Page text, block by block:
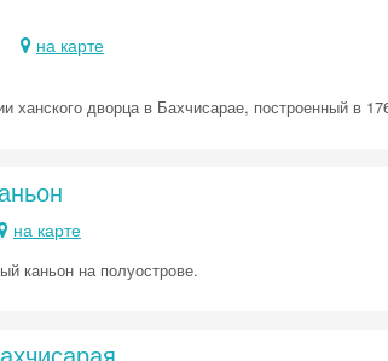
на карте
ханского дворца в Бахчисарае, построенный в
на карте
каньон на полуострове.
Скидка −5%